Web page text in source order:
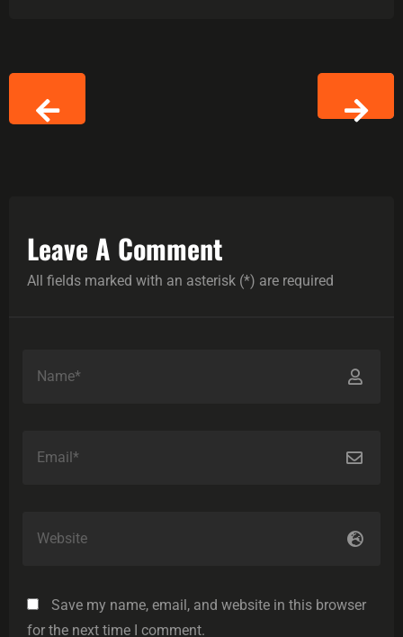
Leave A Comment
All fields marked with an asterisk (*) are required
Save my name, email, and website in this browser
for the next time I comment.